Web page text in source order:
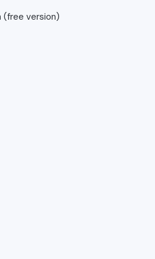
(free version)